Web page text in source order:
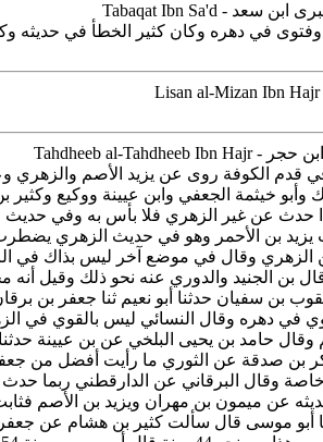
في دهره وكان كثير الخطأ في حديثه
قدم الكوفة روى عن يزيد الأصم
خيثمة الجعفي وابن عيينة ووكيع
إذا حدث عن غير الزهري فلا بأس به وفي
بن الأحمر وهو في حديث الزهري
وقال في موضع آخر ليس بذاك في
بن الجنيد والدوري عنه نحو ذلك وقيل
بن سفيان حدثنا أبو نعيم ثنا جعفر بن
في دهره وقال النسائي ليس بالقوي في
وقال حامد بن يحيى البلخي عن بن
بكر بن صدقة عن الثوري ما رأيت أفضل
وقال البرقاني عن الدارقطني ربما
مات سنة 54 وقال أبو عروبة ثنا أبو موسى قال سألت